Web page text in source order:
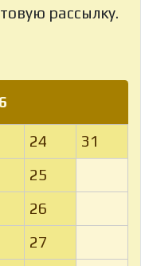
рассылку.
24
31
25
26
27